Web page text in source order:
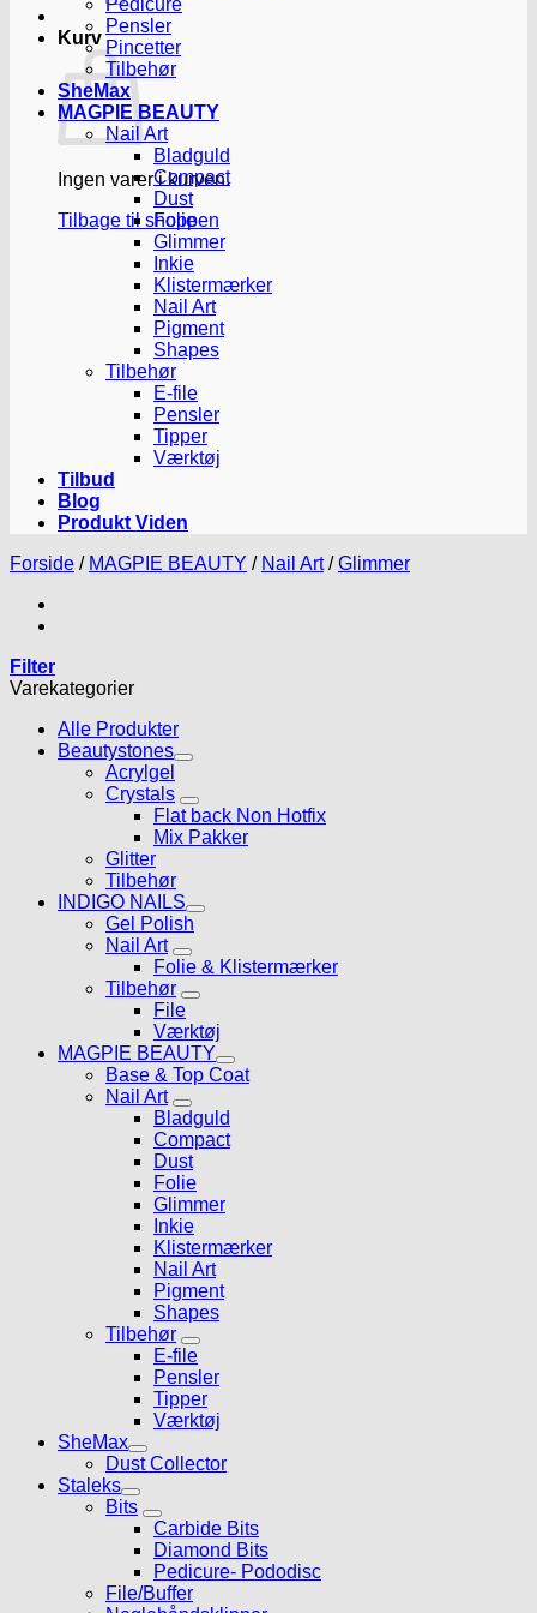
Kurv
Ingen varer i kurven.
Tilbage til shoppen
Pedicure
Pensler
Pincetter
Tilbehør
SheMax
MAGPIE BEAUTY
Nail Art
Bladguld
Compact
Dust
Folie
Glimmer
Inkie
Klistermærker
Nail Art
Pigment
Shapes
Tilbehør
E-file
Pensler
Tipper
Værktøj
Tilbud
Blog
Produkt Viden
Forside / MAGPIE BEAUTY / Nail Art / Glimmer
Filter
Varekategorier
Alle Produkter
Beautystones
Acrylgel
Crystals
Flat back Non Hotfix
Mix Pakker
Glitter
Tilbehør
INDIGO NAILS
Gel Polish
Nail Art
Folie & Klistermærker
Tilbehør
File
Værktøj
MAGPIE BEAUTY
Base & Top Coat
Nail Art
Bladguld
Compact
Dust
Folie
Glimmer
Inkie
Klistermærker
Nail Art
Pigment
Shapes
Tilbehør
E-file
Pensler
Tipper
Værktøj
SheMax
Dust Collector
Staleks
Bits
Carbide Bits
Diamond Bits
Pedicure- Pododisc
File/Buffer